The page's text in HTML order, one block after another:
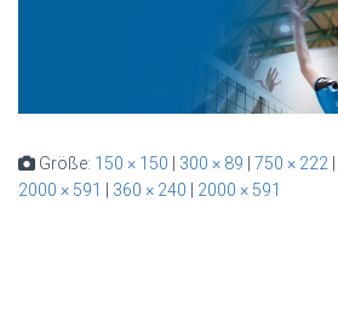
Größe: 150 × 150 | 300 × 89 | 750 × 222 |
2000 × 591 | 360 × 240 | 2000 × 591